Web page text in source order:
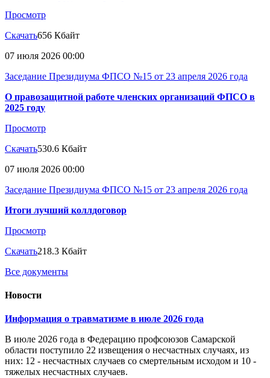
Просмотр
Скачать656 Кбайт
07 июля 2026 00:00
Заседание Президиума ФПСО №15 от 23 апреля 2026 года
О правозащитной работе членских организаций ФПСО в
2025 году
Просмотр
Скачать530.6 Кбайт
07 июля 2026 00:00
Заседание Президиума ФПСО №15 от 23 апреля 2026 года
Итоги лучший коллдоговор
Просмотр
Скачать218.3 Кбайт
Все документы
Новости
Информация о травматизме в июле 2026 года
В июле 2026 года в Федерацию профсоюзов Самарской
области поступило 22 извещения о несчастных случаях, из
них: 12 - несчастных случаев со смертельным исходом и 10 -
тяжелых несчастных случаев.